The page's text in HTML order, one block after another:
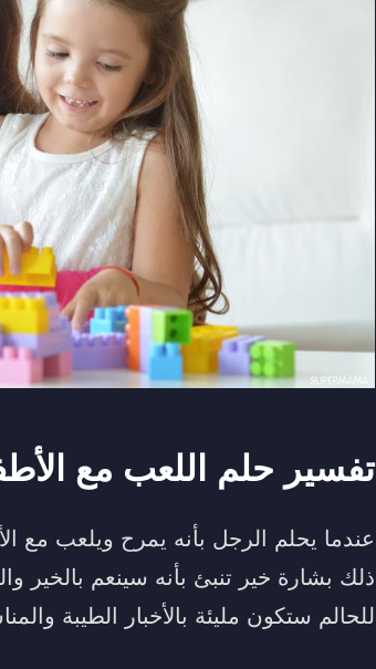
تفسير حلم اللعب مع
عندما يحلم الرجل بأنه يمرح ويلعب مع
ذلك بشارة خير تنبئ بأنه سينعم بالخير
للحالم ستكون مليئة بالأخبار الطيبة